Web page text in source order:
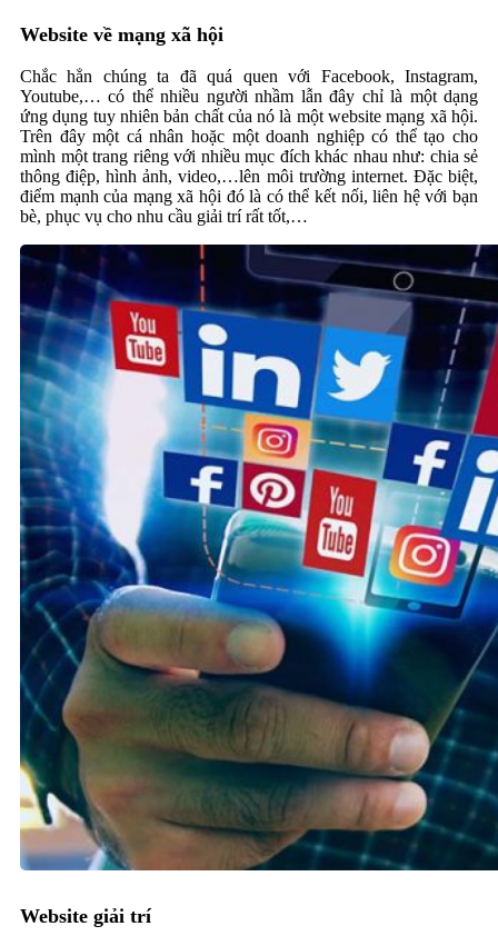
Website về mạng xã hội
Chắc hẳn chúng ta đã quá quen với Facebook, Instagram,
Youtube,… có thể nhiều người nhầm lẫn đây chỉ là một dạng
ứng dụng tuy nhiên bản chất của nó là một website mạng xã hội.
Trên đây một cá nhân hoặc một doanh nghiệp có thể tạo cho
mình một trang riêng với nhiều mục đích khác nhau như: chia sẻ
thông điệp, hình ảnh, video,…lên môi trường internet. Đặc biệt,
điểm mạnh của mạng xã hội đó là có thể kết nối, liên hệ với bạn
bè, phục vụ cho nhu cầu giải trí rất tốt,…
Website giải trí